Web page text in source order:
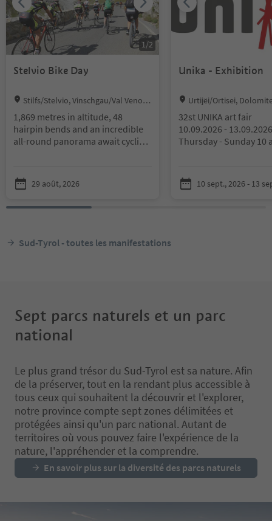
1/2
Stelvio Bike Day
Location:
Stilfs/Stelvio, Vinschgau/Val Venost
1,869 metres in altitude, 48
hairpin bends and an incredible
all-round panorama await cyclists
Every year, the legendary pass
road on the Stilfserjoch - one of
wheelers" and pedestrians.
cycling day, the aim is to conquer
one of the highest Alpine
crossings, the 2,760-metre-high
Lowest point (START): Prad am
Stilfserjoch (910 metres)
Highest point (FINISH): Stilfser
Joch Pass (2,758 metres)
Distance Prad – Stilfser Joch:
24.96 km
Difference in altitude Prad –
Stilfser Joch: 1,848 metres
Average ascent: 9–11%
29 août, 2026
Unika - Exhibition
Location:
Urtijëi/Ortisei,
32st UNIKA art fair
10.09.2026 - 13.09.2026
Thursday - Sunday 10
tradition in Val
craftsmanship, the
exhibition space at the
Tenniscenter
including sculptures,
and photographs,
creations that
tradition and
A total of 34 UNIKA
participate, each
and mastery to their
transforming raw
works that reflect the
embracing the
10 sept., 2026 - 13
Sud-Tyrol - toutes les manifestations
Sept parcs naturels et un parc
national
Le plus grand trésor du Sud-Tyrol est sa nature. Afin
de la préserver, tout en la rendant plus accessible à
tous ceux qui souhaitent la découvrir et l'explorer,
notre province compte sept zones délimitées et
protégées ainsi qu'un parc national. Autant de
territoires où vous pouvez faire l'expérience de la
nature, l'appréhender et la comprendre.
En savoir plus sur la diversité des parcs naturels